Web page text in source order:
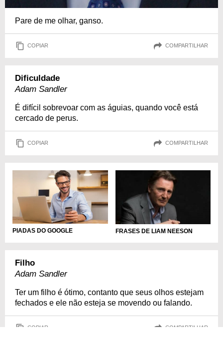
Pare de me olhar, ganso.
COPIAR COMPARTILHAR
Dificuldade
Adam Sandler
É difícil sobrevoar com as águias, quando você está
cercado de perus.
COPIAR COMPARTILHAR
PIADAS DO GOOGLE FRASES DE LIAM NEESON
Filho
Adam Sandler
Ter um filho é ótimo, contanto que seus olhos estejam
fechados e ele não esteja se movendo ou falando.
COPIAR COMPARTILHAR